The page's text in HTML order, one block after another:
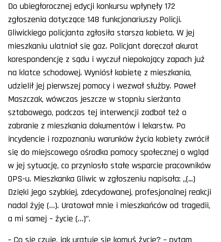
Do ubiegłorocznej edycji konkursu wpłynęły 172
zgłoszenia dotyczące 148 funkcjonariuszy Policji.
Gliwickiego policjanta zgłosiła starsza kobieta. W jej
mieszkaniu ulatniał się gaz. Policjant doręczał akurat
korespondencję z sądu i wyczuł niepokojący zapach już
na klatce schodowej. Wyniósł kobietę z mieszkania,
udzielił jej pierwszej pomocy i wezwał służby. Paweł
Maszczak, wówczas jeszcze w stopniu sierżanta
sztabowego, podczas tej interwencji zadbał też o
zabranie z mieszkania dokumentów i lekarstw. Po
incydencie i rozpoznaniu warunków życia kobiety zwrócił
się do miejscowego ośrodka pomocy społecznej o wgląd
w jej sytuację, co przyniosło stałe wsparcie pracowników
OPS-u. Mieszkanka Gliwic w zgłoszeniu napisała: „(...)
Dzięki jego szybkiej, zdecydowanej, profesjonalnej reakcji
nadal żyję (…). Uratował mnie i mieszkańców od tragedii,
a mi samej – życie (…)”.